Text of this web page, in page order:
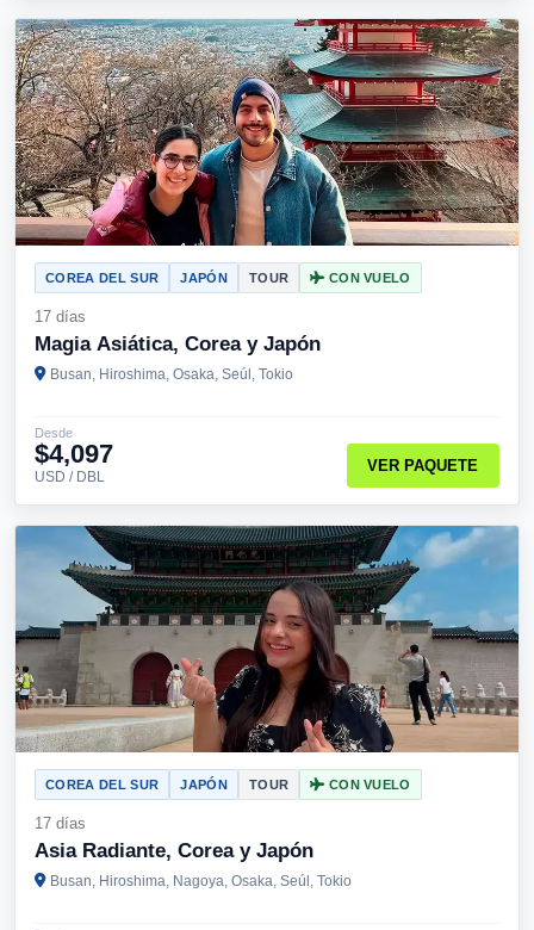
COREA DEL SUR JAPÓN TOUR CON VUELO
17 días
Magia Asiática, Corea y Japón
Busan, Hiroshima, Osaka, Seúl, Tokio
Desde
$4,097
USD / DBL
VER PAQUETE
COREA DEL SUR JAPÓN TOUR CON VUELO
17 días
Asia Radiante, Corea y Japón
Busan, Hiroshima, Nagoya, Osaka, Seúl, Tokio